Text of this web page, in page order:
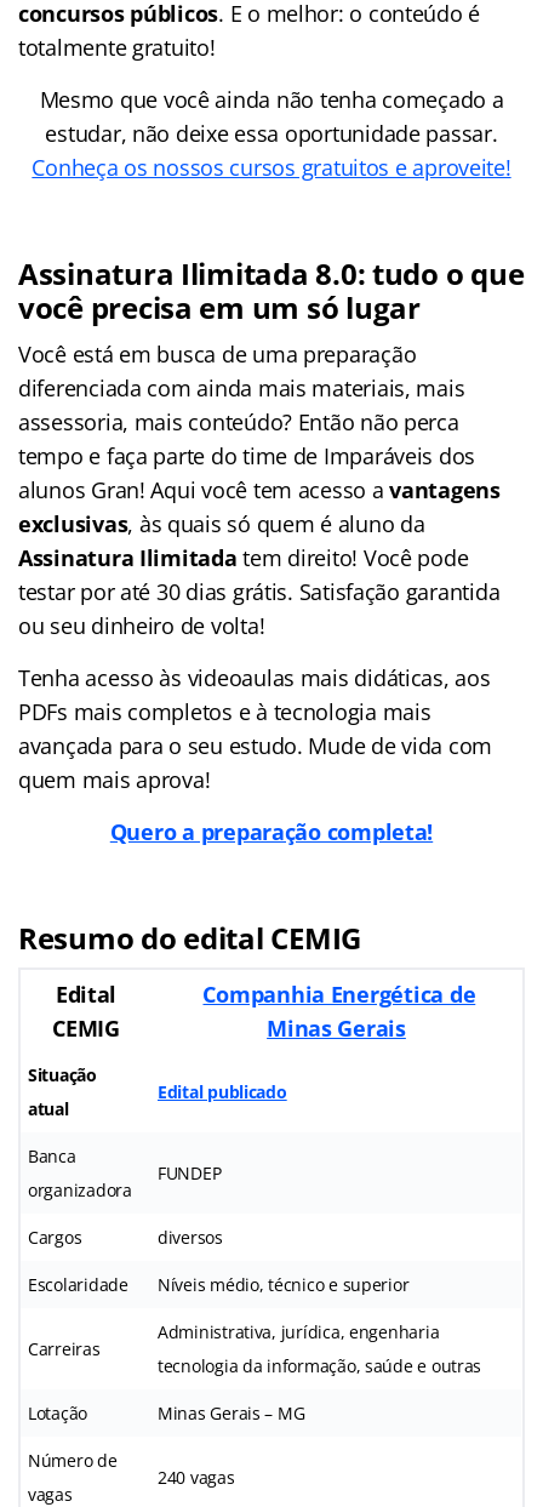
concursos públicos. E o melhor: o conteúdo é
totalmente gratuito!
Mesmo que você ainda não tenha começado a
estudar, não deixe essa oportunidade passar.
Conheça os nossos cursos gratuitos e aproveite!
Assinatura Ilimitada 8.0: tudo o que
você precisa em um só lugar
Você está em busca de uma preparação
diferenciada com ainda mais materiais, mais
assessoria, mais conteúdo? Então não perca
tempo e faça parte do time de Imparáveis dos
alunos Gran! Aqui você tem acesso avantagens
exclusivas, às quais só quem é aluno da
Assinatura Ilimitada tem direito! Você pode
testar por até 30 dias grátis. Satisfação garantida
ou seu dinheiro de volta!
Tenha acesso às videoaulas mais didáticas, aos
PDFs mais completos e à tecnologia mais
avançada para o seu estudo. Mude de vida com
quem mais aprova!
Quero a preparação completa!
Resumo do edital CEMIG
Edital
CEMIG
Companhia Energética de
Minas Gerais
Situação
atual
Edital publicado
Banca
organizadora
FUNDEP
Cargos diversos
Escolaridade Níveis médio, técnico e superior
Carreiras
Administrativa, jurídica, engenharia
tecnologia da informação, saúde e outras
Lotação Minas Gerais – MG
Número de
vagas
240 vagas